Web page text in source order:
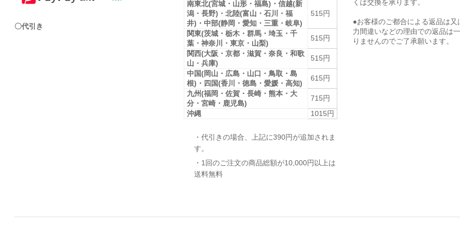
〇代引き
南東北(宮城・山形・福島)・信越(新
潟・長野)・北陸(富山・石川・福
井)・中部(静岡・愛知・三重・岐阜)
515円
関東(茨城・栃木・群馬・埼玉・千
葉・神奈川・東京・山梨)
515円
関西(大阪・京都・滋賀・奈良・和歌
山・兵庫)
515円
中国(岡山・広島・山口・鳥取・島
根)・四国(香川・徳島・愛媛・高知)
615円
九州(福岡・佐賀・長崎・熊本・大
分・宮崎・鹿児島)
715円
沖縄
1015円
・代引きの場合、上記に390円が追加されま
す。
・1回のご注文の商品総額が10,000円以上は
送料無料
くは交換を承ります。
●お客様のご都合による返品は又
力間違いなどの理由での返品は
りませんのでご了承願います。